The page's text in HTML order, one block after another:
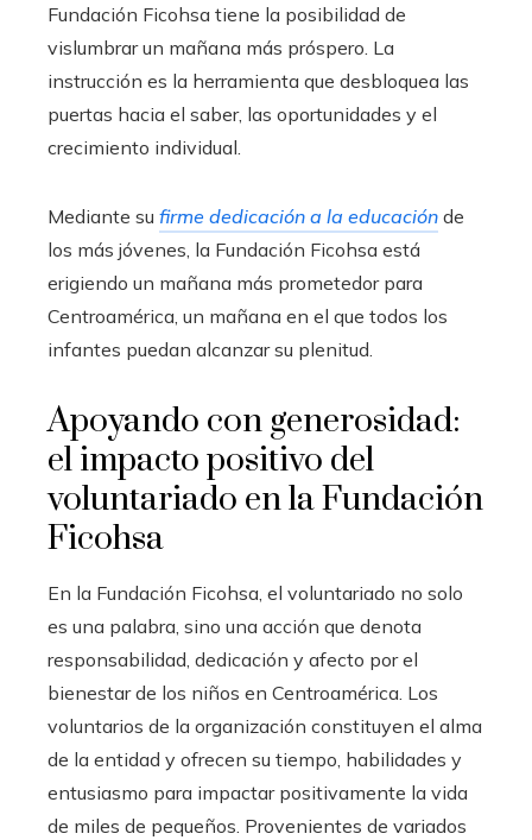
Fundación Ficohsa tiene la posibilidad de
vislumbrar un mañana más próspero. La
instrucción es la herramienta que desbloquea las
puertas hacia el saber, las oportunidades y el
crecimiento individual.
Mediante su firme dedicación a la educación de
los más jóvenes, la Fundación Ficohsa está
erigiendo un mañana más prometedor para
Centroamérica, un mañana en el que todos los
infantes puedan alcanzar su plenitud.
Apoyando con generosidad:
el impacto positivo del
voluntariado en la Fundación
Ficohsa
En la Fundación Ficohsa, el voluntariado no solo
es una palabra, sino una acción que denota
responsabilidad, dedicación y afecto por el
bienestar de los niños en Centroamérica. Los
voluntarios de la organización constituyen el alma
de la entidad y ofrecen su tiempo, habilidades y
entusiasmo para impactar positivamente la vida
de miles de pequeños. Provenientes de variados